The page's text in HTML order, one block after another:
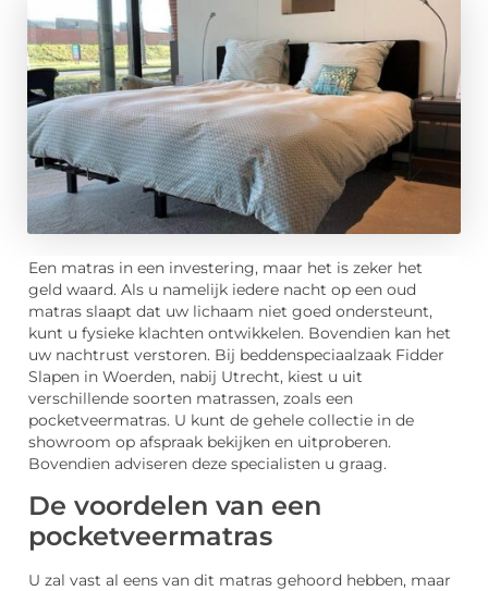
Een matras in een investering, maar het is zeker het
geld waard. Als u namelijk iedere nacht op een oud
matras slaapt dat uw lichaam niet goed ondersteunt,
kunt u fysieke klachten ontwikkelen. Bovendien kan het
uw nachtrust verstoren. Bij beddenspeciaalzaak Fidder
Slapen in Woerden, nabij Utrecht, kiest u uit
verschillende soorten matrassen, zoals een
pocketveermatras. U kunt de gehele collectie in de
showroom op afspraak bekijken en uitproberen.
Bovendien adviseren deze specialisten u graag.
De voordelen van een
pocketveermatras
U zal vast al eens van dit matras gehoord hebben, maar